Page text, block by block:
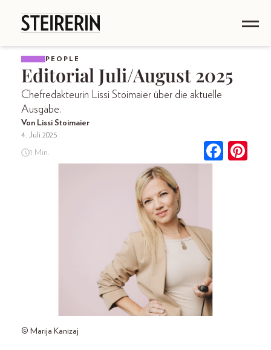
PEOPLE
Editorial Juli/August 2025
Chefredakteurin Lissi Stoimaier über die aktuelle
Ausgabe.
Von Lissi Stoimaier
4. Juli 2025
1 Min.
© Marija Kanizaj